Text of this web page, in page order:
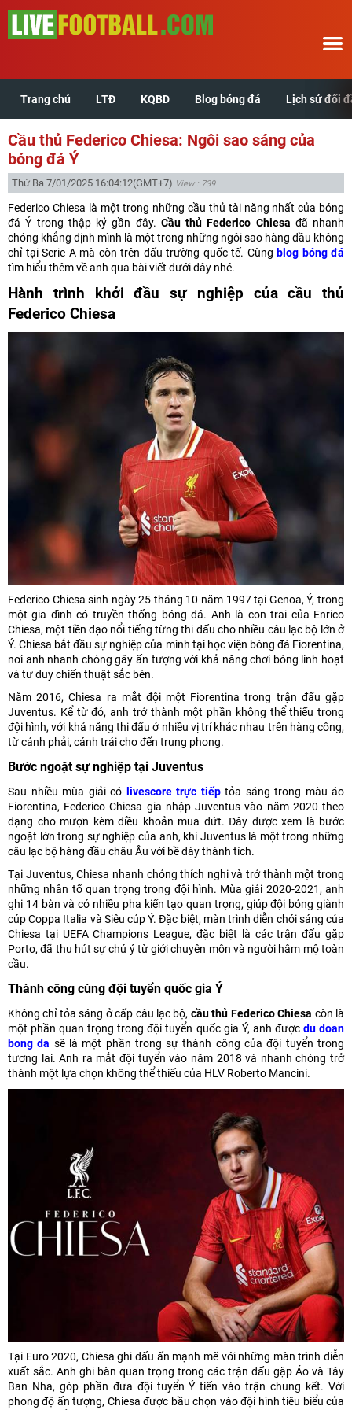
Trang chủ LTĐ KQBD Blog bóng đá Lịch sử đối
Cầu thủ Federico Chiesa: Ngôi sao sáng của
bóng đá Ý
Thứ Ba 7/01/2025 16:04:12(GMT+7) View : 739
Federico Chiesa là một trong những cầu thủ tài năng nhất của bóng
đá Ý trong thập kỷ gần đây. Cầu thủ Federico Chiesa đã nhanh
chóng khẳng định mình là một trong những ngôi sao hàng đầu không
chỉ tại Serie A mà còn trên đấu trường quốc tế. Cùng blog bóng đá
tìm hiểu thêm về anh qua bài viết dưới đây nhé.
Hành trình khởi đầu sự nghiệp của cầu thủ
Federico Chiesa
Federico Chiesa sinh ngày 25 tháng 10 năm 1997 tại Genoa, Ý, trong
một gia đình có truyền thống bóng đá. Anh là con trai của Enrico
Chiesa, một tiền đạo nổi tiếng từng thi đấu cho nhiều câu lạc bộ lớn ở
Ý. Chiesa bắt đầu sự nghiệp của mình tại học viện bóng đá Fiorentina,
nơi anh nhanh chóng gây ấn tượng với khả năng chơi bóng linh hoạt
và tư duy chiến thuật sắc bén.
Năm 2016, Chiesa ra mắt đội một Fiorentina trong trận đấu gặp
Juventus. Kể từ đó, anh trở thành một phần không thể thiếu trong
đội hình, với khả năng thi đấu ở nhiều vị trí khác nhau trên hàng công,
từ cánh phải, cánh trái cho đến trung phong.
Bước ngoặt sự nghiệp tại Juventus
Sau nhiều mùa giải có livescore trực tiếptỏa sáng trong màu áo
Fiorentina, Federico Chiesa gia nhập Juventus vào năm 2020 theo
dạng cho mượn kèm điều khoản mua đứt. Đây được xem là bước
ngoặt lớn trong sự nghiệp của anh, khi Juventus là một trong những
câu lạc bộ hàng đầu châu Âu với bề dày thành tích.
Tại Juventus, Chiesa nhanh chóng thích nghi và trở thành một trong
những nhân tố quan trọng trong đội hình. Mùa giải 2020-2021, anh
ghi 14 bàn và có nhiều pha kiến tạo quan trọng, giúp đội bóng giành
cúp Coppa Italia và Siêu cúp Ý. Đặc biệt, màn trình diễn chói sáng của
Chiesa tại UEFA Champions League, đặc biệt là các trận đấu gặp
Porto, đã thu hút sự chú ý từ giới chuyên môn và người hâm mộ toàn
cầu.
Thành công cùng đội tuyển quốc gia Ý
Không chỉ tỏa sáng ở cấp câu lạc bộ, cầu thủ Federico Chiesa còn là
một phần quan trọng trong đội tuyển quốc gia Ý, anh được du doan
bong da sẽ là một phần trong sự thành công của đội tuyển trong
tương lai. Anh ra mắt đội tuyển vào năm 2018 và nhanh chóng trở
thành một lựa chọn không thể thiếu của HLV Roberto Mancini.
Tại Euro 2020, Chiesa ghi dấu ấn mạnh mẽ với những màn trình diễn
xuất sắc. Anh ghi bàn quan trọng trong các trận đấu gặp Áo và Tây
Ban Nha, góp phần đưa đội tuyển Ý tiến vào trận chung kết. Với
phong độ ấn tượng, Chiesa được bầu chọn vào đội hình tiêu biểu của
Trang chủ
LTĐ
KQBD
Blog bóng đá
Lịch sử đối đầu
Xem tuổi hợp